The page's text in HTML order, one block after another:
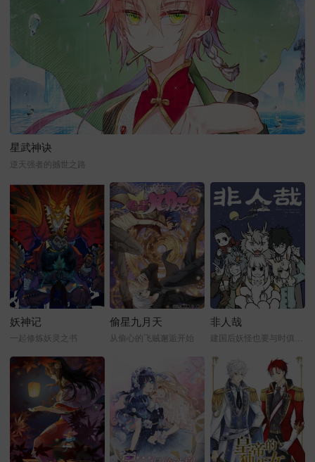
星武神诀
逆天强者的撼世之路
妖神记
一起修炼妖灵之书
偷星九月天
从偷心的飞贼邂逅开始
非人哉